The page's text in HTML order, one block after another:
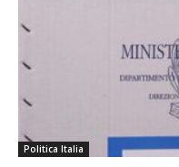
Politica Italia